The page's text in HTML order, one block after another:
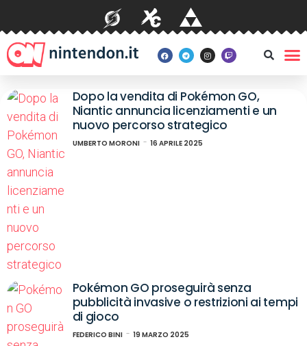
Dopo la vendita di Pokémon GO,
Niantic annuncia licenziamenti e un
nuovo percorso strategico
UMBERTO MORONI 16 APRILE 2025
Pokémon GO proseguirà senza
pubblicità invasive o restrizioni ai tempi
di gioco
FEDERICO BINI 19 MARZO 2025